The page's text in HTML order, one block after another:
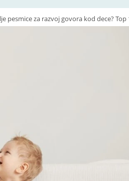
pesmice za razvoj govora kod dece?